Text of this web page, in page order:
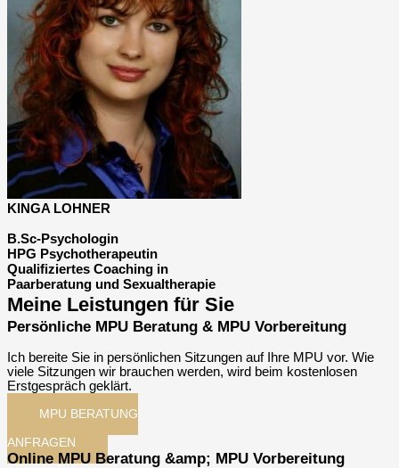
KINGA LOHNER
B.Sc-Psychologin
HPG Psychotherapeutin
Qualifiziertes Coaching in
Paarberatung und Sexualtherapie
Meine Leistungen für Sie
Persönliche MPU Beratung & MPU Vorbereitung
Ich bereite Sie in persönlichen Sitzungen auf Ihre MPU vor. Wie
viele Sitzungen wir brauchen werden, wird beim kostenlosen
Erstgespräch geklärt.
MPU BERATUNG
ANFRAGEN
Online MPU Beratung &amp; MPU Vorbereitung